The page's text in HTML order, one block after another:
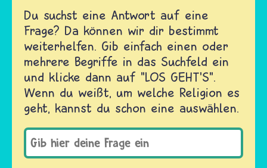
Du suchst eine Antwort auf eine
Frage? Da können wir dir bestimmt
weiterhelfen. Gib einfach einen oder
mehrere Begriffe in das Suchfeld ein
und klicke dann auf "LOS GEHT'S".
Wenn du weißt, um welche Religion es
geht, kannst du schon eine auswählen.